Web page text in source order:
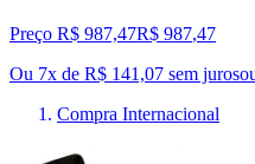
Preço R$ 987,47R$ 987,47
Ou 7x de R$ 141,07 sem juros
Compra Internacional